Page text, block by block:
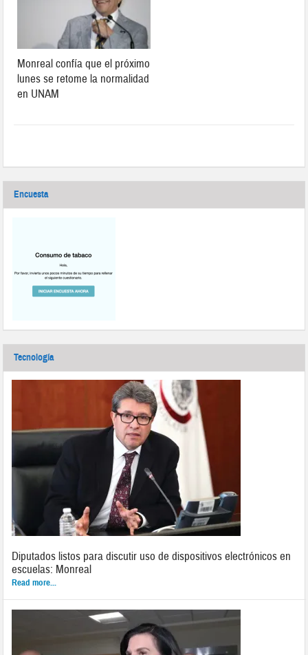
Monreal confía que el próximo
lunes se retome la normalidad
en UNAM
Encuesta
Tecnología
Diputados listos para discutir uso de dispositivos electrónicos en
escuelas: Monreal
Read more...